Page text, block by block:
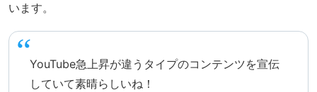
います。
YouTube急上昇が違うタイプのコンテンツを宣伝
していて素晴らしいね！